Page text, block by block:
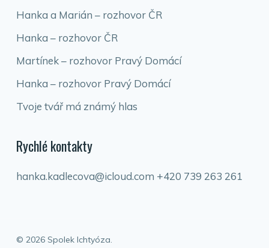
Hanka a Marián – rozhovor ČR
Hanka – rozhovor ČR
Martínek – rozhovor Pravý Domácí
Hanka – rozhovor Pravý Domácí
Tvoje tvář má známý hlas
Rychlé kontakty
hanka.kadlecova@icloud.com +420 739 263 261
© 2026 Spolek Ichtyóza.